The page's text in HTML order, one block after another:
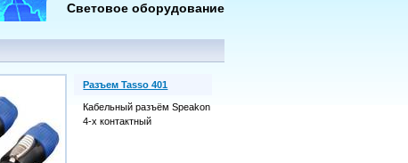
Разъем Tasso 401
Кабельный разъём Speakon
4-х контактный
Световое оборудование